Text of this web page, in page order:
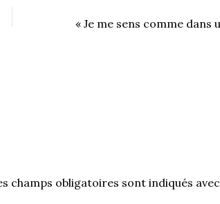
champs obligatoires sont indiqués avec